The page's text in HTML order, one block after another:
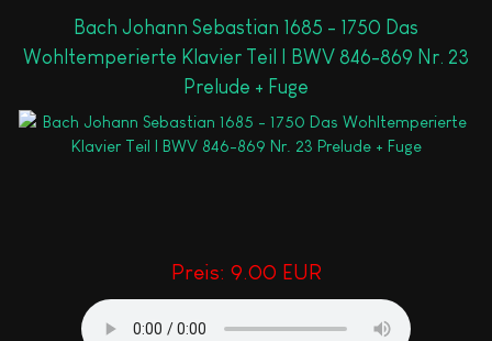
Bach Johann Sebastian 1685 - 1750 Das
Wohltemperierte Klavier Teil I BWV 846-869 Nr. 23
Prelude + Fuge
Preis: 9.00 EUR